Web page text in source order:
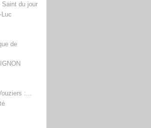
du jour
Luc
de
:...